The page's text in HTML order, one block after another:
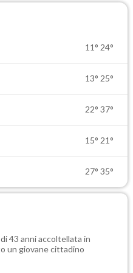
11° 24°
13° 25°
22° 37°
15° 21°
27° 35°
43 anni accoltellata in
un giovane cittadino